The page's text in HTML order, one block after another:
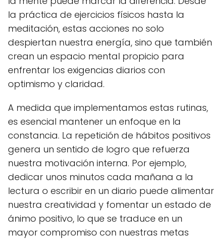
la práctica de ejercicios físicos hasta la
meditación, estas acciones no solo
despiertan nuestra energía, sino que también
crean un espacio mental propicio para
enfrentar los exigencias diarios con
optimismo y claridad.
A medida que implementamos estas rutinas,
es esencial mantener un enfoque en la
constancia. La repetición de hábitos positivos
genera un sentido de logro que refuerza
nuestra motivación interna. Por ejemplo,
dedicar unos minutos cada mañana a la
lectura o escribir en un diario puede alimentar
nuestra creatividad y fomentar un estado de
ánimo positivo, lo que se traduce en un
mayor compromiso con nuestras metas